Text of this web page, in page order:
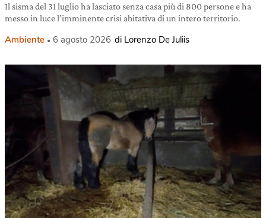
Il sisma del 31 luglio ha lasciato senza casa più di 800 persone e ha
messo in luce l’imminente crisi abitativa di un intero territorio.
Ambiente 6 agosto 2026 di Lorenzo De Juliis